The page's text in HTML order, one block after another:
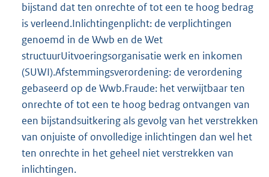
bijstand dat ten onrechte of tot een te hoog bedrag
is verleend.Inlichtingenplicht: de verplichtingen
genoemd in de Wwb en de Wet
structuurUitvoeringsorganisatie werk en inkomen
(SUWI).Afstemmingsverordening: de verordening
gebaseerd op de Wwb.Fraude: het verwijtbaar ten
onrechte of tot een te hoog bedrag ontvangen van
een bijstandsuitkering als gevolg van het verstrekken
van onjuiste of onvolledige inlichtingen dan wel het
ten onrechte in het geheel niet verstrekken van
inlichtingen.